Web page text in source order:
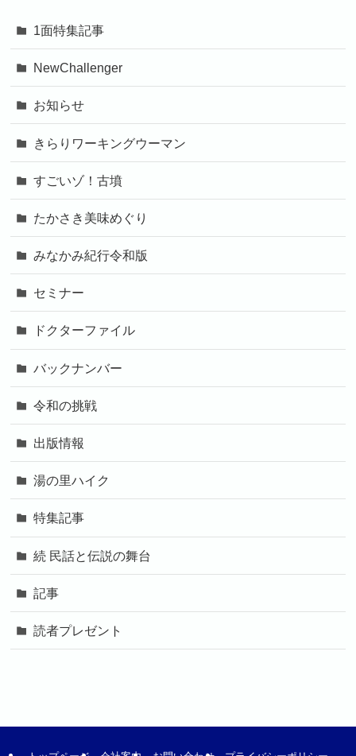
1面特集記事
NewChallenger
お知らせ
きらりワーキングウーマン
すごいゾ！古墳
たかさき美味めぐり
みなかみ紀行令和版
セミナー
ドクターファイル
バックナンバー
令和の挑戦
出版情報
湯の里ハイク
特集記事
続 民話と伝説の舞台
記事
読者プレゼント